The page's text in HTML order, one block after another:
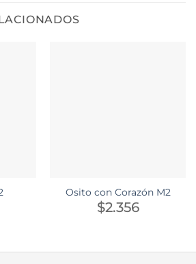
Osito con Corazón M2
$2.356